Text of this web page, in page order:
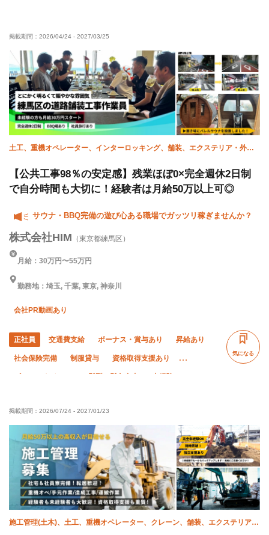
直帰・直行OK 車・バイク通勤OK
掲載期間： 2026/04/24 - 2027/03/25
土工、重機オペレーター、インターロッキング、舗装、エクステリア・外
【公共工事98％の安定感】残業ほぼ0×完全週休2日制
で自分時間も大切に！経験者は月給50万以上可◎
サウナ・BBQ完備の遊び心ある職場でガッツリ稼ぎませんか？
株式会社HIM （東京都練馬区）
月給：30万円〜55万円
勤務地：埼玉, 千葉, 東京, 神奈川
会社PR動画あり
正社員 交通費支給 ボーナス・賞与あり 昇給あり
社会保険完備 制服貸与 資格取得支援あり
残業月10時間以下 夜勤あり
完全週休二日制 土日休み 年末年始休暇
車・バイク通勤OK 転勤なし
気になる
掲載期間： 2026/07/24 - 2027/01/23
施工管理(土木)、土工、重機オペレーター、クレーン、舗装、エクステリア・